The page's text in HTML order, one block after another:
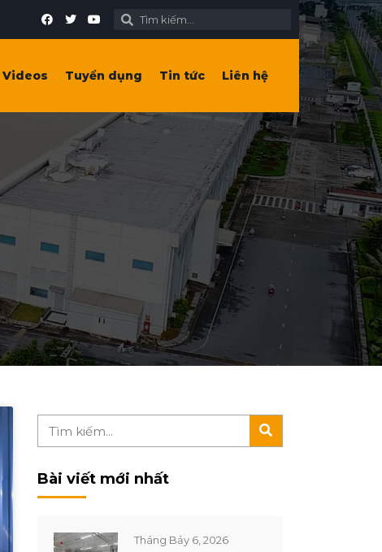
Videos Tuyển dụng Tin tức Liên hệ
Bài viết mới nhất
Tháng Bảy 6, 2026